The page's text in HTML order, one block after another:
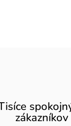
zákazníkov